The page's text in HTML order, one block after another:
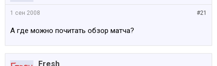
#21
1 сен 2008
А где можно почитать обзор матча?
Fresh